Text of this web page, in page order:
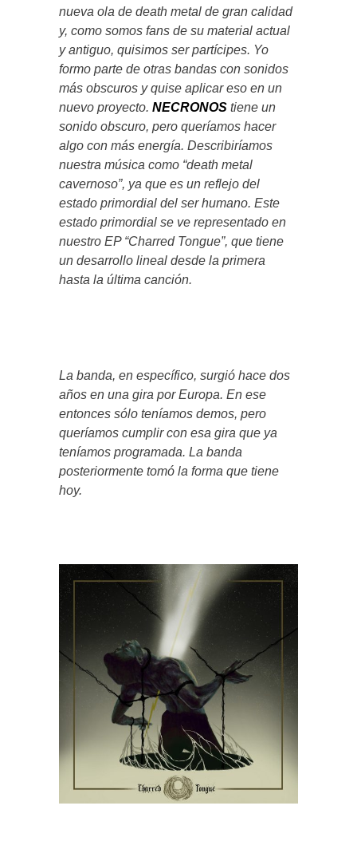
nueva ola de death metal de gran calidad
y, como somos fans de su material actual
y antiguo, quisimos ser partícipes. Yo
formo parte de otras bandas con sonidos
más obscuros y quise aplicar eso en un
nuevo proyecto. NECRONOS tiene un
sonido obscuro, pero queríamos hacer
algo con más energía. Describiríamos
nuestra música como “death metal
cavernoso”, ya que es un reflejo del
estado primordial del ser humano. Este
estado primordial se ve representado en
nuestro EP “Charred Tongue”, que tiene
un desarrollo lineal desde la primera
hasta la última canción.
La banda, en específico, surgió hace dos
años en una gira por Europa. En ese
entonces sólo teníamos demos, pero
queríamos cumplir con esa gira que ya
teníamos programada. La banda
posteriormente tomó la forma que tiene
hoy.